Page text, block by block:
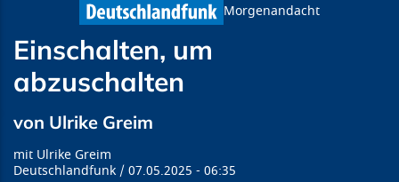
Morgenandacht
Einschalten, um
abzuschalten
von Ulrike Greim
Ulrike Greim
Deutschlandfunk
07.05.2025 06:35